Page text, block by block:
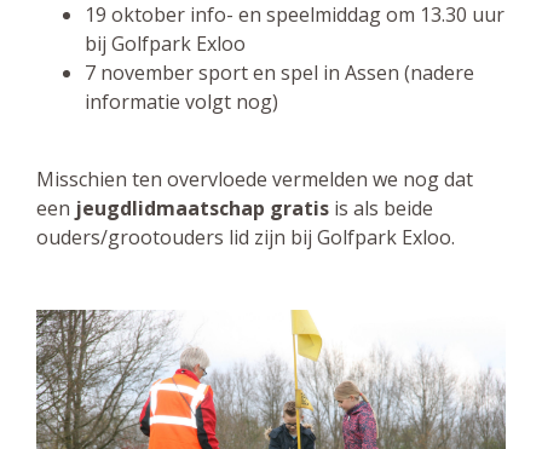
19 oktober info- en speelmiddag om 13.30 uur
bij Golfpark Exloo
7 november sport en spel in Assen (nadere
informatie volgt nog)
Misschien ten overvloede vermelden we nog dat
een jeugdlidmaatschap gratis is als beide
ouders/grootouders lid zijn bij Golfpark Exloo.